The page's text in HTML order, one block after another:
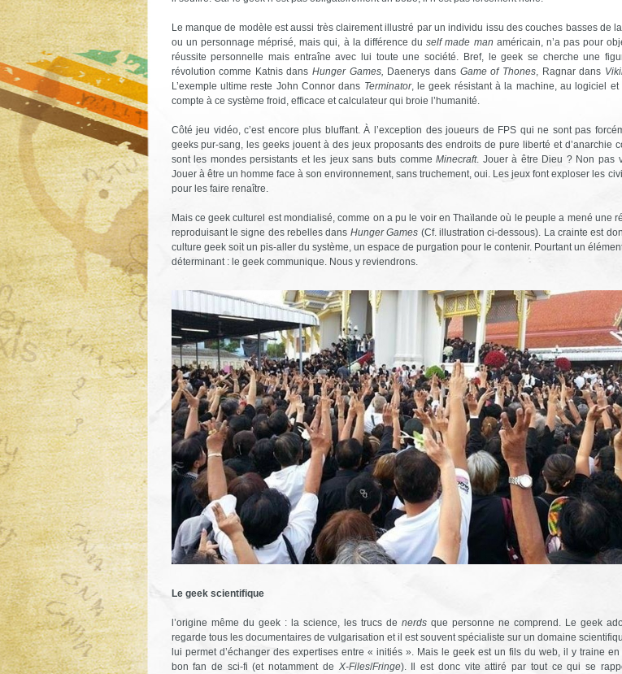
Le manque de modèle est aussi très clairement illustré par un individu issu des couches basses de
ou un personnage méprisé, mais qui, à la différence duself made man américain, n’a pas pour
réussite personnelle mais entraîne avec lui toute une société. Bref, le geek se cherche une
révolution comme Katnis dansHunger Games, Daenerys dans Game of Thones, Ragnar dans
L’exemple ultime reste John Connor dans Terminator, le geek résistant à la machine, au logiciel et
compte à ce système froid, efficace et calculateur qui broie l’humanité.
Côté jeu vidéo, c’est encore plus bluffant. À l’exception des joueurs de FPS qui ne sont pas
geeks pur-sang, les geeks jouent à des jeux proposants des endroits de pure liberté et d’anarchie
sont les mondes persistants et les jeux sans buts commeMinecraft. Jouer à être Dieu ? Non pas
Jouer à être un homme face à son environnement, sans truchement, oui. Les jeux font exploser les
pour les faire renaître.
Mais ce geek culturel est mondialisé, comme on a pu le voir en Thaïlande où le peuple a mené une
reproduisant le signe des rebelles dans Hunger Games (Cf. illustration ci-dessous). La crainte est
culture geek soit un pis-aller du système, un espace de purgation pour le contenir. Pourtant un
déterminant : le geek communique. Nous y reviendrons.
Le geek scientifique
l’origine même du geek : la science, les trucs denerds que personne ne comprend. Le geek
regarde tous les documentaires de vulgarisation et il est souvent spécialiste sur un domaine
lui permet d’échanger des expertises entre « initiés ». Mais le geek est un fils du web, il y traine en
bon fan de sci-fi (et notamment de X-Files/Fringe). Il est donc vite attiré par tout ce qui se